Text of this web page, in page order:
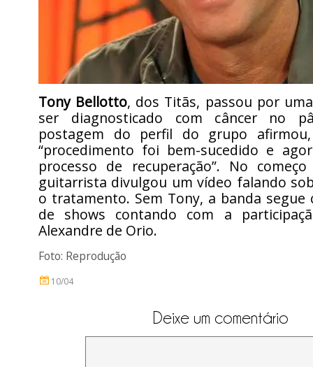
Tony Bellotto, dos Titãs, passou por
ser diagnosticado com câncer no
postagem do perfil do grupo
“procedimento foi bem-sucedido e
processo de recuperação”. No
guitarrista divulgou um vídeo falando
o tratamento. Sem Tony, a banda segue
de shows contando com a
Alexandre de Orio.
Foto: Reprodução
10/04
Deixe um comentário